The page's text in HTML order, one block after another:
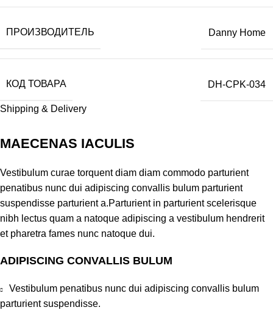
ПРОИЗВОДИТЕЛЬ Danny Home
КОД ТОВАРА DH-CPK-034
Shipping & Delivery
MAECENAS IACULIS
Vestibulum curae torquent diam diam commodo parturient
penatibus nunc dui adipiscing convallis bulum parturient
suspendisse parturient a.Parturient in parturient scelerisque
nibh lectus quam a natoque adipiscing a vestibulum hendrerit
et pharetra fames nunc natoque dui.
ADIPISCING CONVALLIS BULUM
Vestibulum penatibus nunc dui adipiscing convallis bulum
parturient suspendisse.